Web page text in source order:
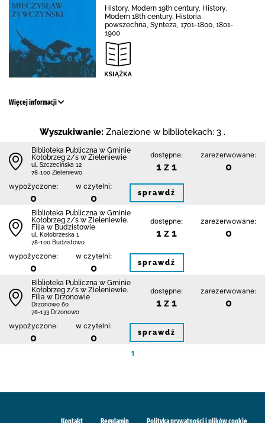
History, Modern 19th century, History,
Modern 18th century, Historia
powszechna, Synteza, 1701-1800, 1801-
1900
Więcej informacji
Wyszukiwanie: Znalezione w bibliotekach: 3 .
Biblioteka Publiczna w Gminie
Kołobrzeg z/s w Zieleniewie
ul. Szczecińska 12
78-100 Zieleniewo
dostępne:
1 z 1
zarezerwowane:
0
wypożyczone:
0
w czytelni:
0 sprawdź
Biblioteka Publiczna w Gminie
Kołobrzeg z/s w Zieleniewie.
Filia w Budzistowie
ul. Kołobrzeska 1
78-100 Budzistowo
dostępne:
1 z 1
zarezerwowane:
0
wypożyczone:
0
w czytelni:
0 sprawdź
Biblioteka Publiczna w Gminie
Kołobrzeg z/s w Zieleniewie.
Filia w Drzonowie
Drzonowo 60
78-133 Drzonowo
dostępne:
1 z 1
zarezerwowane:
0
wypożyczone:
0
w czytelni:
0 sprawdź
1
Kontakt Regulamin Polityka prywatności i plików cookie